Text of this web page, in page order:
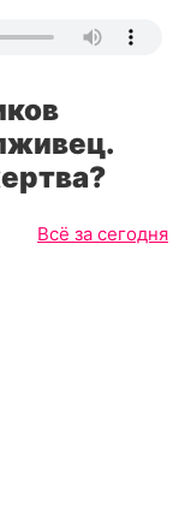
Всё за сегодня